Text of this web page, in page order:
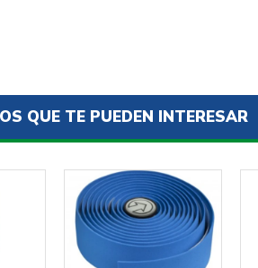
QUE TE PUEDEN INTERESAR